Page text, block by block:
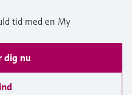
tid med en My
dig nu